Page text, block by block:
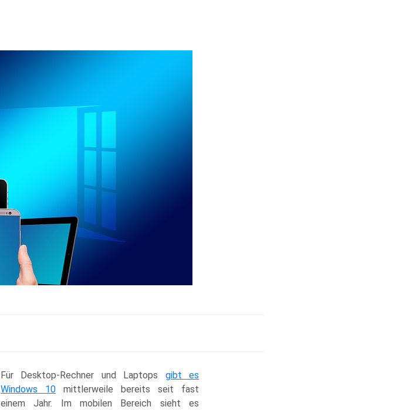
Für Desktop-Rechner und Laptops gibt es
Windows 10mittlerweile bereits seit fast
einem Jahr. Im mobilen Bereich sieht es